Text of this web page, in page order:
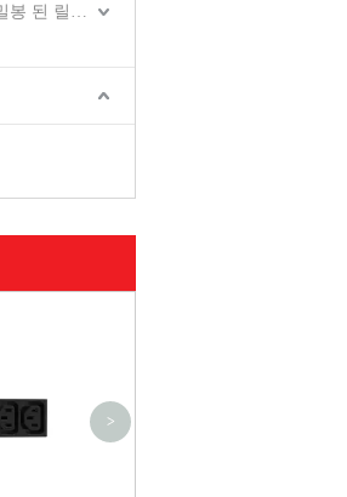
CHC 시리즈 (세라믹 밀봉 된 릴레이)
>